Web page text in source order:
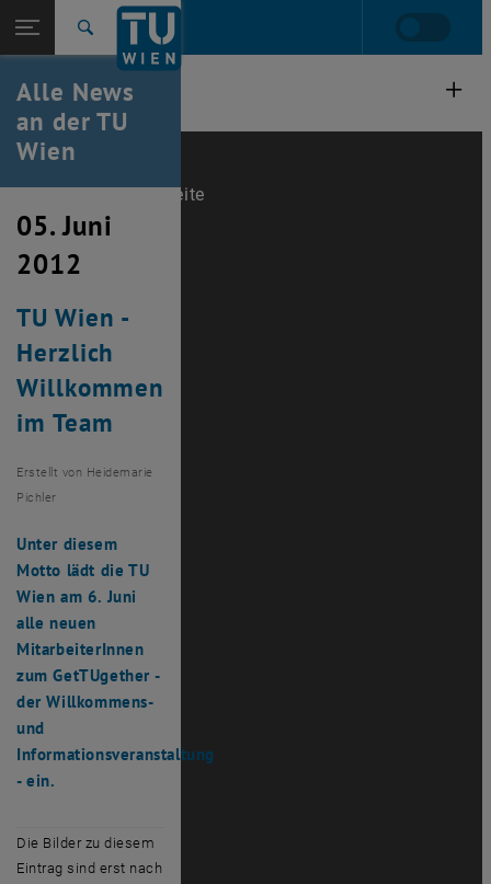
TU Login
Quicklinks
Quicklinks-Menü umschalten
Studium
Forschung
International
Karriere
Zur 1. Menü Ebene
Alle News
Zurück: Subseiten von TU Wien Startseite auflisten
Zurück zur letzten Ebene:
TU Wien Startseite
Übersicht
Seitennavigation öffnen
Alle News
an der TU
Wien
05. Juni
2012
TU Wien -
Herzlich
Willkommen
im Team
Erstellt von Heidemarie
Pichler
Unter diesem
Motto lädt die TU
Wien am 6. Juni
alle neuen
MitarbeiterInnen
zum GetTUgether -
der Willkommens-
und
Informationsveranstaltung
- ein.
Die Bilder zu diesem
Eintrag sind erst nach